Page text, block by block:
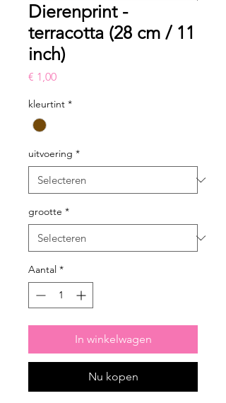
Dierenprint -
terracotta (28 cm / 11
inch)
€ 1,00Prijs
kleurtint *
uitvoering *
grootte *
Aantal *
In winkelwagen
Nu kopen